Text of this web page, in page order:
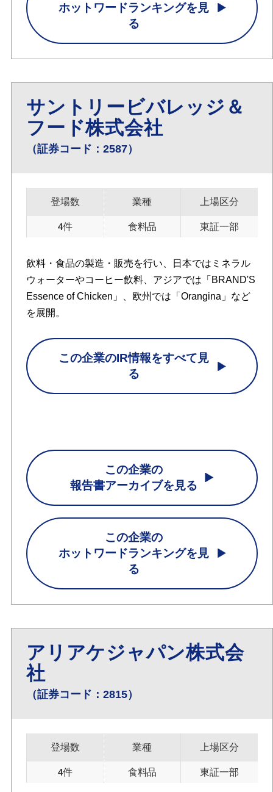
ホットワードランキングを見
る
サントリービバレッジ＆
フード株式会社
（証券コード：2587）
登場数
4件
業種
食料品
上場区分
東証一部
飲料・食品の製造・販売を行い、日本ではミネラル
ウォーターやコーヒー飲料、アジアでは「BRAND'S
Essence of Chicken」、欧州では「Orangina」など
を展開。
この企業のIR情報をすべて見
る
この企業の
報告書アーカイブを見る
この企業の
ホットワードランキングを見
る
アリアケジャパン株式会
社
（証券コード：2815）
登場数
4件
業種
食料品
上場区分
東証一部